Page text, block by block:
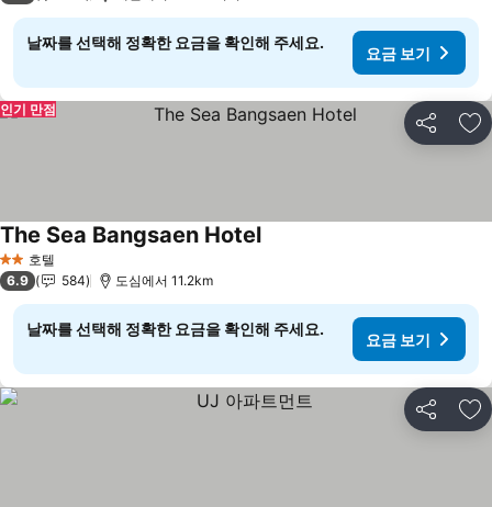
날짜를 선택해 정확한 요금을 확인해 주세요.
요금 보기
공유 즐
인기 만점
2 성급호텔
The Sea Bangsaen Hotel요금 보기
6.9 584 도심에서 11.2km
날짜를 선택해 정확한 요금을 확인해 주세요.
요금 보기
공유 즐